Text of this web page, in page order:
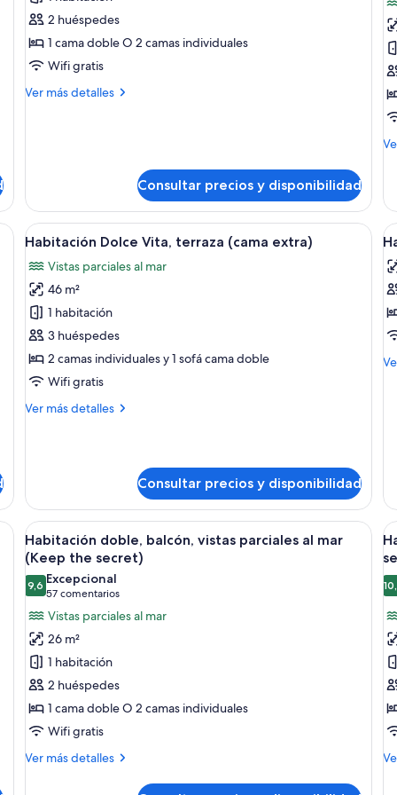
Habitación
doble,
balcón,
al
2 huéspedes
1 cama doble O 2 camas individuales
Wifi gratis
Ver más detalles
Más
al
mar
(Oh
La
La)
Consultar precios y disponibilidad
al
La
al
La
La
con una cama grande, una mesita de noche, un escritorio auxiliar y un
Abrir
todas
las
fotos
de
Habitación
Dolce
Vita,
terraza
(cama
Una habitación de hotel moderna
11
Habitación Dolce Vita, terraza (cama extra)
Vistas parciales al mar
46 m²
1 habitación
3 huéspedes
2 camas individuales y 1 sofá cama doble
Wifi gratis
Ver más detalles
Más
terraza
(cama
extra)
Consultar precios y disponibilidad
una cama grande, una mesita de noche con teléfono, un televisor
Abrir
todas
las
fotos
de
Habitación
doble,
balcón,
vistas
parciales
al
mar
Habitación de hotel moderna con
7
Habitación doble, balcón, vistas parciales al mar
(Keep the secret)
9,69,6 de 10
Excepcional
57 comentarios
(57 comentarios)
Vistas parciales al mar
26 m²
1 habitación
2 huéspedes
1 cama doble O 2 camas individuales
Wifi gratis
Ver más detalles
Más
al